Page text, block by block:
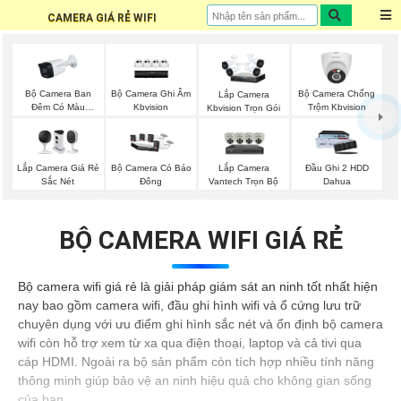
CAMERA GIÁ RẺ WIFI
Bộ Camera Ban
Đêm Có Màu
Bộ Camera Ghi Âm
Kbvision
Lắp Camera
Kbvision Trọn Gói
Bộ Camera Chống
Trộm Kbvision
Lắp Camera Giá Rẻ
Sắc Nét
Bộ Camera Có Báo
Đông
Lắp Camera
Vantech Trọn Bộ
Đầu Ghi 2 HDD
Dahua
BỘ CAMERA WIFI GIÁ RẺ
Bộ camera wifi giá rẻ là giải pháp giám sát an ninh tốt nhất hiện
nay bao gồm camera wifi, đầu ghi hình wifi và ổ cứng lưu trữ
chuyên dụng với ưu điểm ghi hình sắc nét và ổn định bộ camera
wifi còn hỗ trợ xem từ xa qua điện thoại, laptop và cả tivi qua
cáp HDMI. Ngoài ra bộ sản phẩm còn tích hợp nhiều tính năng
thông minh giúp bảo vệ an ninh hiệu quả cho không gian sống